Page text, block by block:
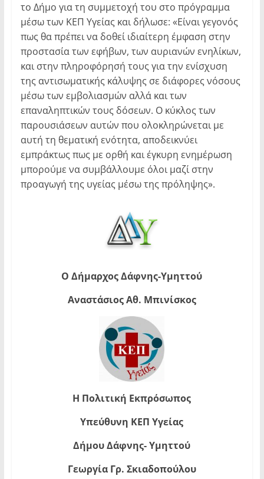
το Δήμο για τη συμμετοχή του στο πρόγραμμα
μέσω των ΚΕΠ Υγείας και δήλωσε: «Είναι γεγονός
πως θα πρέπει να δοθεί ιδιαίτερη έμφαση στην
προστασία των εφήβων, των αυριανών ενηλίκων,
και στην πληροφόρησή τους για την ενίσχυση
της αντισωματικής κάλυψης σε διάφορες νόσους
μέσω των εμβολιασμών αλλά και των
επαναληπτικών τους δόσεων. Ο κύκλος των
παρουσιάσεων αυτών που ολοκληρώνεται με
αυτή τη θεματική ενότητα, αποδεικνύει
εμπράκτως πως με ορθή και έγκυρη ενημέρωση
μπορούμε να συμβάλλουμε όλοι μαζί στην
προαγωγή της υγείας μέσω της πρόληψης».
Ο Δήμαρχος Δάφνης-Υμηττού
Αναστάσιος Αθ. Μπινίσκος
Η Πολιτική Εκπρόσωπος
Υπεύθυνη ΚΕΠ Υγείας
Δήμου Δάφνης- Υμηττού
Γεωργία Γρ. Σκιαδοπούλου